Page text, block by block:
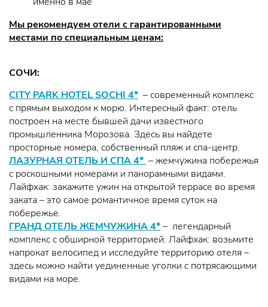
Мы рекомендуем отели с гарантированными
местами по специальным ценам:
СОЧИ:
CITY PARK HOTEL SOCHI 4* – современный комплекс
с прямым выходом к морю. Интересный факт: отель
построен на месте бывшей дачи известного
промышленника Морозова. Здесь вы найдете
просторные номера, собственный пляж и спа-центр.
ЛАЗУРНАЯ ОТЕЛЬ И СПА 4* – жемчужина побережья
с роскошными номерами и панорамными видами.
Лайфхак: закажите ужин на открытой террасе во время
заката – это самое романтичное время суток на
побережье.
ГРАНД ОТЕЛЬ ЖЕМЧУЖИНА 4* – легендарный
комплекс с обширной территорией. Лайфхак: возьмите
напрокат велосипед и исследуйте территорию отеля –
здесь можно найти уединенные уголки с потрясающими
видами на море.